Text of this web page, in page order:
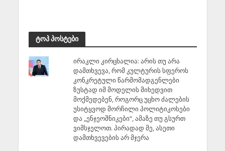
ტოპ პოსტები
ირაკლი კირცხალია: არის თუ არა
დამთხვევა, რომ კულტურის სფეროს
კონკრეტული წარმომადგენლები
ზუსტად იმ მოდელის მიხედვით
მოქმედებენ, როგორც უცხო ძალების
უსიტყვოდ მორჩილი პოლიტიკოსები
და „ენჯეოშნიკები“, ამაზე თუ გსურთ
ვიმსჯელოთ. პირადად მე, ასეთი
დამთხვევების არ მჯერა